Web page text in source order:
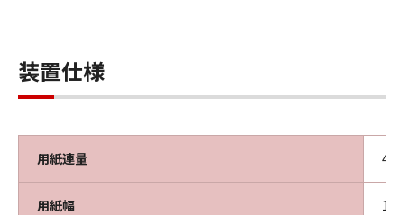
装置仕様
用紙連量
用紙幅